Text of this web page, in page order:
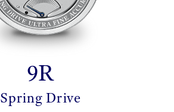
9R
Spring Drive